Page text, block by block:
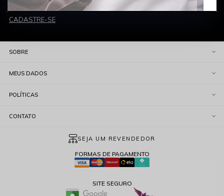
CADASTRE-SE
Aceito receber promoções por e-mail
SOBRE
MEUS DADOS
POLÍTICAS
CONTATO
FORMAS DE PAGAMENTO
SITE SEGURO
SEJA UM REVENDEDOR